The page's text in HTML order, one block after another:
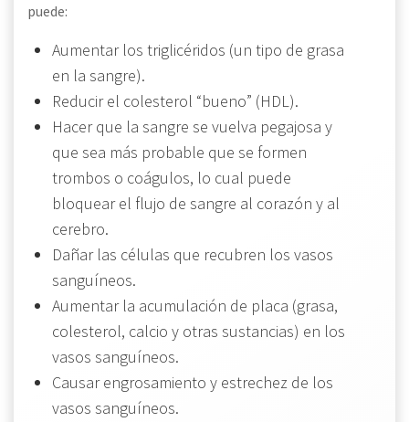
puede:
Aumentar los triglicéridos (un tipo de grasa
en la sangre).
Reducir el colesterol “bueno” (HDL).
Hacer que la sangre se vuelva pegajosa y
que sea más probable que se formen
trombos o coágulos, lo cual puede
bloquear el flujo de sangre al corazón y al
cerebro.
Dañar las células que recubren los vasos
sanguíneos.
Aumentar la acumulación de placa (grasa,
colesterol, calcio y otras sustancias) en los
vasos sanguíneos.
Causar engrosamiento y estrechez de los
vasos sanguíneos.